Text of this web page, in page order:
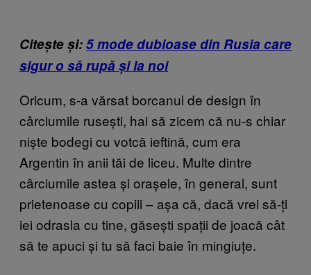
Citește și:5 mode dubioase din Rusia care
sigur o să rupă și la noi
Oricum, s-a vărsat borcanul de design în
cârciumile rusești, hai să zicem că nu-s chiar
niște bodegi cu votcă ieftină, cum era
Argentin în anii tăi de liceu. Multe dintre
cârciumile astea și orașele, în general, sunt
prietenoase cu copiii – așa că, dacă vrei să-ți
iei odrasla cu tine, găsești spații de joacă cât
să te apuci și tu să faci baie în mingiuțe.